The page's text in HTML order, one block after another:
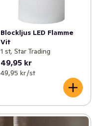
Blockljus LED Flamme
Vit
1 st, Star Trading
49,95 kr
49,95 kr /st